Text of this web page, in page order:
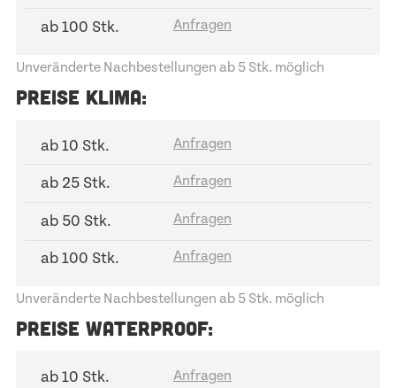
ab 100 Stk.
Unveränderte Nachbestellungen ab 5 Stk. möglich
PREISE KLIMA:
ab 10 Stk.
ab 25 Stk.
ab 50 Stk.
ab 100 Stk.
Unveränderte Nachbestellungen ab 5 Stk. möglich
PREISE WATERPROOF:
ab 10 Stk.